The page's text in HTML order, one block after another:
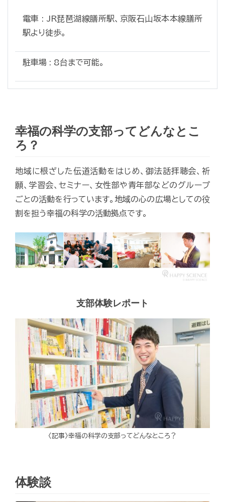
電車 : JR琵琶湖線膳所駅、京阪石山坂本本線膳所
駅より徒歩。
駐車場 : 8台まで可能。
幸福の科学の支部ってどんなとこ
ろ？
地域に根ざした伝道活動をはじめ、御法話拝聴会、祈
願、学習会、セミナー、女性部や青年部などのグループ
ごとの活動を行っています。地域の心の広場としての役
割を担う幸福の科学の活動拠点です。
支部体験レポート
〈記事〉幸福の科学の支部ってどんなところ？
体験談